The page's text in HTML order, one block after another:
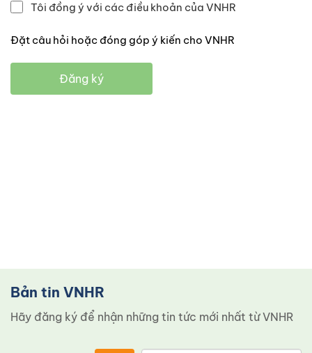
Tôi đồng ý với các điều khoản của VNHR
Đặt câu hỏi hoặc đóng góp ý kiến cho VNHR
Đăng ký
Bản tin VNHR
Hãy đăng ký để nhận những tin tức mới nhất từ ​​VNHR